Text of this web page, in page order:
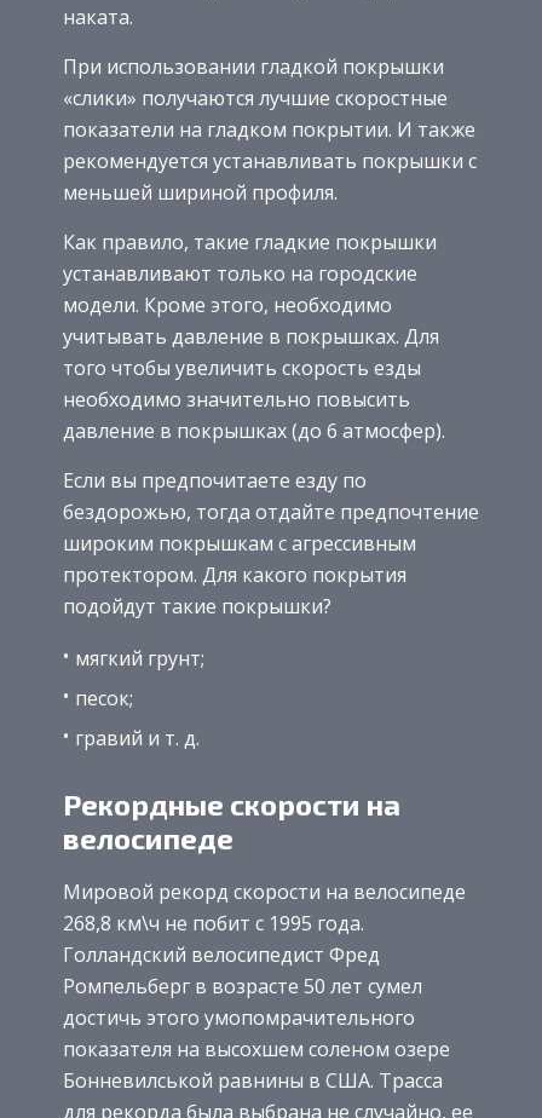
наката.
При использовании гладкой покрышки
«слики» получаются лучшие скоростные
показатели на гладком покрытии. И также
рекомендуется устанавливать покрышки с
меньшей шириной профиля.
Как правило, такие гладкие покрышки
устанавливают только на городские
модели. Кроме этого, необходимо
учитывать давление в покрышках. Для
того чтобы увеличить скорость езды
необходимо значительно повысить
давление в покрышках (до 6 атмосфер).
Если вы предпочитаете езду по
бездорожью, тогда отдайте предпочтение
широким покрышкам с агрессивным
протектором. Для какого покрытия
подойдут такие покрышки?
мягкий грунт;
песок;
гравий и т. д.
Рекордные скорости на
велосипеде
Мировой рекорд скорости на велосипеде
268,8 км\ч не побит с 1995 года.
Голландский велосипедист Фред
Ромпельберг в возрасте 50 лет сумел
достичь этого умопомрачительного
показателя на высохшем соленом озере
Бонневилськой равнины в США. Трасса
для рекорда была выбрана не случайно, ее